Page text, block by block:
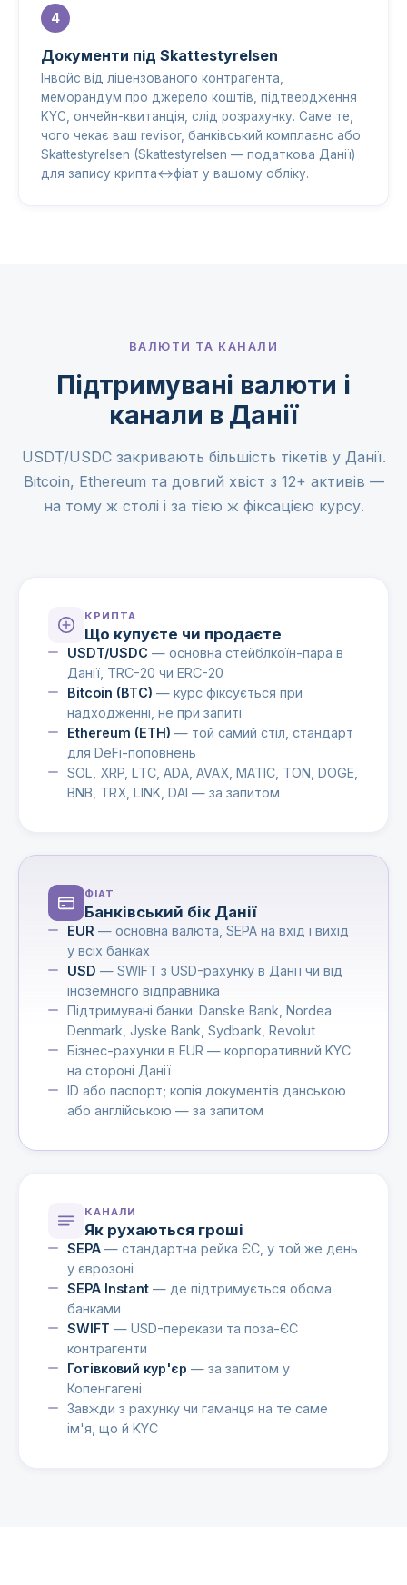
Документи під Skattestyrelsen
Інвойс від ліцензованого контрагента,
меморандум про джерело коштів, підтвердження
KYC, ончейн-квитанція, слід розрахунку. Саме те,
чого чекає ваш revisor, банківський комплаєнс або
Skattestyrelsen (Skattestyrelsen — податкова Данії)
для запису крипта↔фіат у вашому обліку.
ВАЛЮТИ ТА КАНАЛИ
Підтримувані валюти і
канали в Данії
USDT/USDC закривають більшість тікетів у Данії.
Bitcoin, Ethereum та довгий хвіст з 12+ активів —
на тому ж столі і за тією ж фіксацією курсу.
КРИПТА
Що купуєте чи продаєте
USDT/USDC — основна стейблкоїн-пара в
Данії, TRC-20 чи ERC-20
Bitcoin (BTC) — курс фіксується при
надходженні, не при запиті
Ethereum (ETH) — той самий стіл, стандарт
для DeFi-поповнень
SOL, XRP, LTC, ADA, AVAX, MATIC, TON, DOGE,
BNB, TRX, LINK, DAI — за запитом
ФІАТ
Банківський бік Данії
EUR — основна валюта, SEPA на вхід і вихід
у всіх банках
USD — SWIFT з USD-рахунку в Данії чи від
іноземного відправника
Підтримувані банки: Danske Bank, Nordea
Denmark, Jyske Bank, Sydbank, Revolut
Бізнес-рахунки в EUR — корпоративний KYC
на стороні Данії
ID або паспорт; копія документів данською
або англійською — за запитом
КАНАЛИ
Як рухаються гроші
SEPA— стандартна рейка ЄС, у той же день
у єврозоні
SEPA Instant— де підтримується обома
банками
SWIFT — USD-перекази та поза-ЄС
контрагенти
Готівковий кур'єр — за запитом у
Копенгагені
Завжди з рахунку чи гаманця на те саме
ім'я, що й KYC